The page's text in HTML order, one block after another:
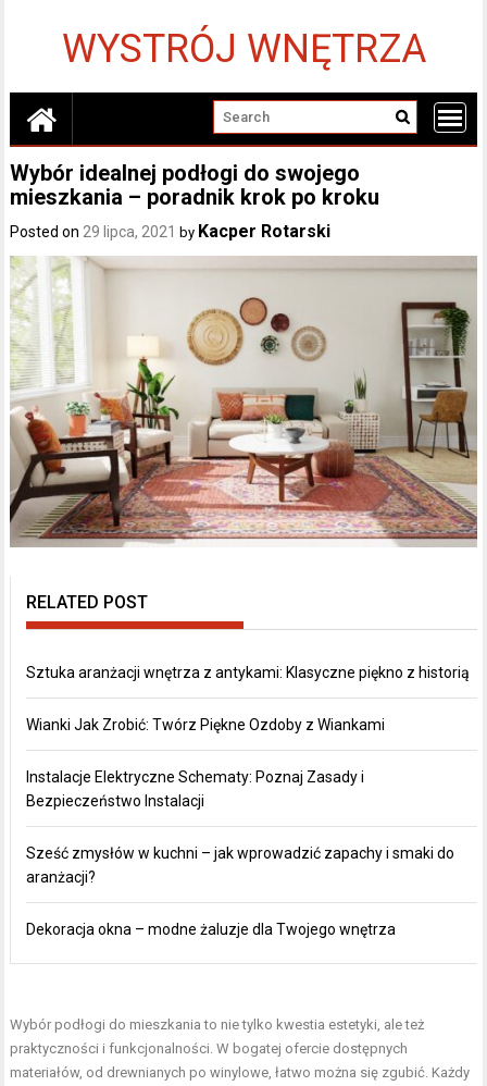
WYSTRÓJ WNĘTRZA
Wybór idealnej podłogi do swojego
mieszkania – poradnik krok po kroku
Posted on 29 lipca, 2021 by Kacper Rotarski
RELATED POST
Sztuka aranżacji wnętrza z antykami: Klasyczne piękno z historią
Wianki Jak Zrobić: Twórz Piękne Ozdoby z Wiankami
Instalacje Elektryczne Schematy: Poznaj Zasady i
Bezpieczeństwo Instalacji
Sześć zmysłów w kuchni – jak wprowadzić zapachy i smaki do
aranżacji?
Dekoracja okna – modne żaluzje dla Twojego wnętrza
Wybór podłogi do mieszkania to nie tylko kwestia estetyki, ale też
praktyczności i funkcjonalności. W bogatej ofercie dostępnych
materiałów, od drewnianych po winylowe, łatwo można się zgubić. Każdy